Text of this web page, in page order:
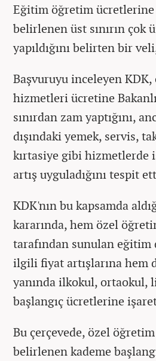
Eğitim öğretim ücretlerine
belirlenen üst sınırın çok
yapıldığını belirten bir
Başvuruyu inceleyen
hizmetleri ücretine
sınırdan zam yaptığını,
dışındaki yemek, servis,
kırtasiye gibi hizmetlerde
artış uyguladığını tespit
KDK'nın bu kapsamda
kararında, hem özel
tarafından sunulan eğitim
ilgili fiyat artışlarına hem
yanında ilkokul, ortaokul,
başlangıç ücretlerine
Bu çerçevede, özel
belirlenen kademe